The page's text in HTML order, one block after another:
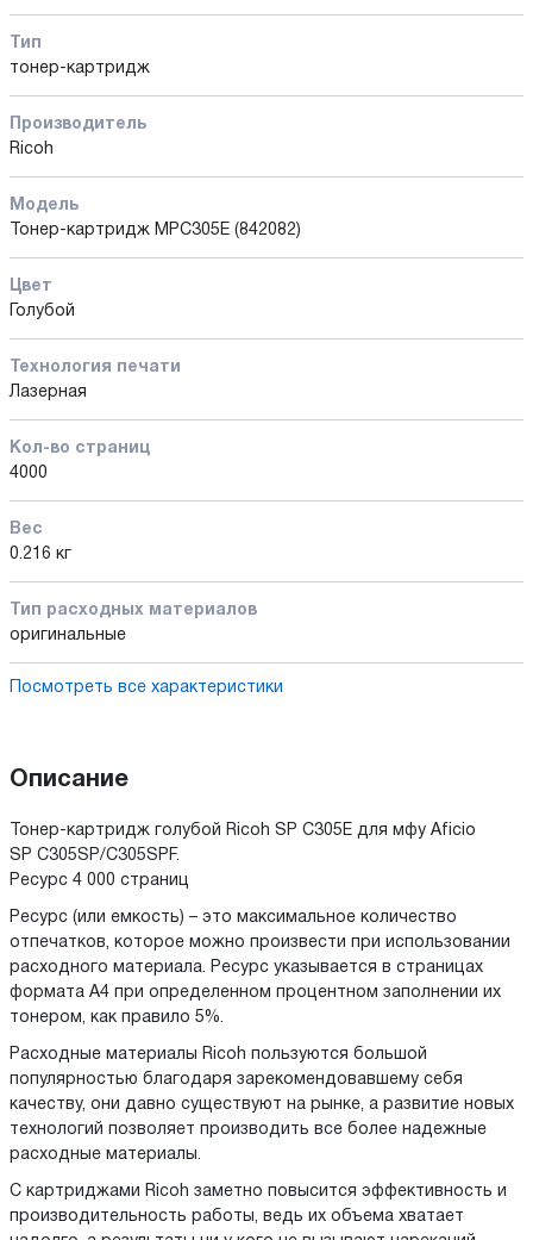
Тип
тонер-картридж
Производитель
Ricoh
Модель
Тонер-картридж MPC305E (842082)
Цвет
Голубой
Технология печати
Лазерная
Кол-во страниц
4000
Вес
0.216 кг
Тип расходных материалов
оригинальные
Посмотреть все характеристики
Описание
Тонер-картридж голубой Ricoh SP C305E для мфу Aficio
SP C305SP/C305SPF.
Ресурс 4 000 страниц
Ресурс (или емкость) – это максимальное количество
отпечатков, которое можно произвести при использовании
расходного материала. Ресурс указывается в страницах
формата А4 при определенном процентном заполнении их
тонером, как правило 5%.
Расходные материалы Ricoh пользуются большой
популярностью благодаря зарекомендовавшему себя
качеству, они давно существуют на рынке, а развитие новых
технологий позволяет производить все более надежные
расходные материалы.
С картриджами Ricoh заметно повысится эффективность и
производительность работы, ведь их объема хватает